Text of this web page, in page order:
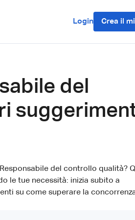
Login Crea il
del
del controllo qualità?
le tue necessità: inizia subito a
su come superare la